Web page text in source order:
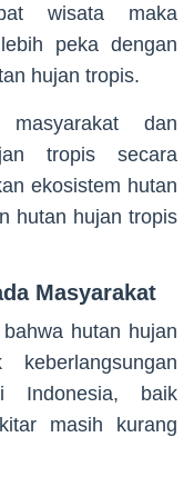
wisata maka
peka dengan
hujan tropis.
dan
tropis secara
ekosistem hutan
hutan hujan tropis
Masyarakat
hutan hujan
Indonesia, baik
masih kurang